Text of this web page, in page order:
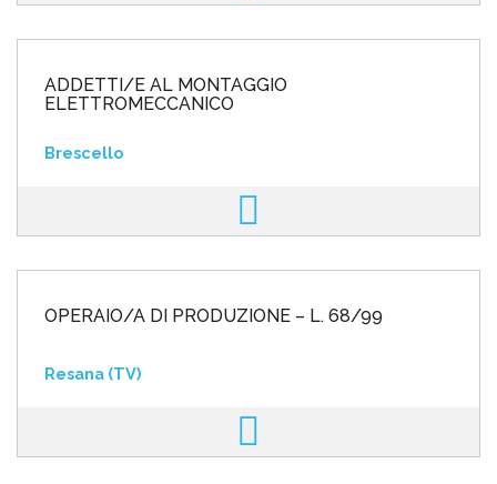
ADDETTI/E AL MONTAGGIO
ELETTROMECCANICO
Brescello
OPERAIO/A DI PRODUZIONE – L. 68/99
Resana (TV)